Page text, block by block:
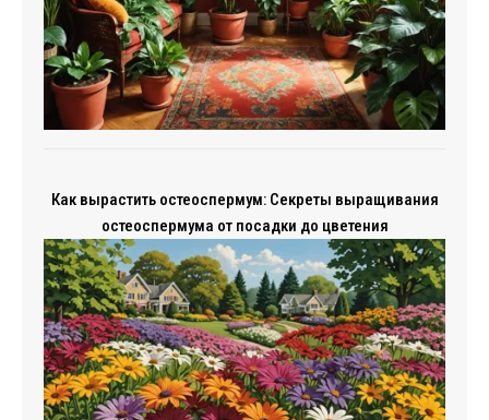
Как вырастить остеоспермум: Секреты выращивания
остеоспермума от посадки до цветения